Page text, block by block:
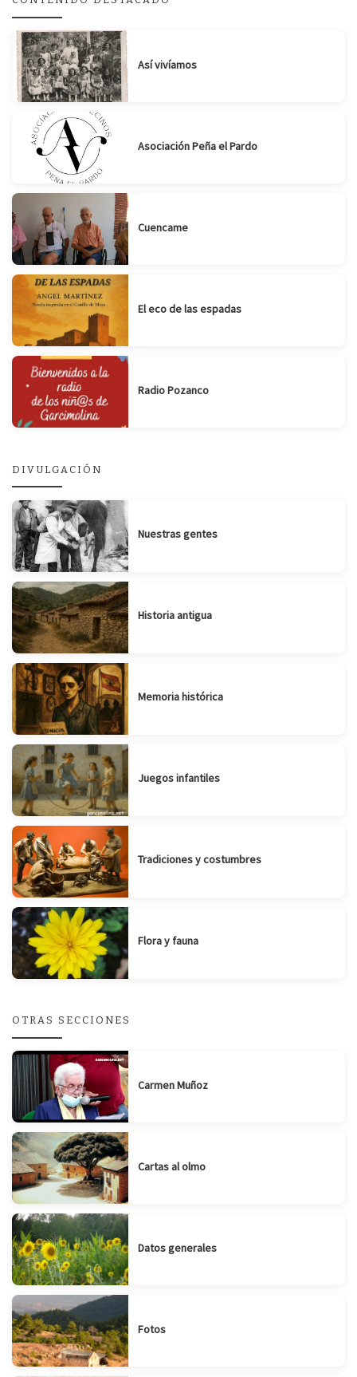
Así vivíamos
Asociación Peña el Pardo
Cuencame
El eco de las espadas
Radio Pozanco
DIVULGACIÓN
Nuestras gentes
Historia antigua
Memoria histórica
Juegos infantiles
Tradiciones y costumbres
Flora y fauna
OTRAS SECCIONES
Carmen Muñoz
Cartas al olmo
Datos generales
Fotos